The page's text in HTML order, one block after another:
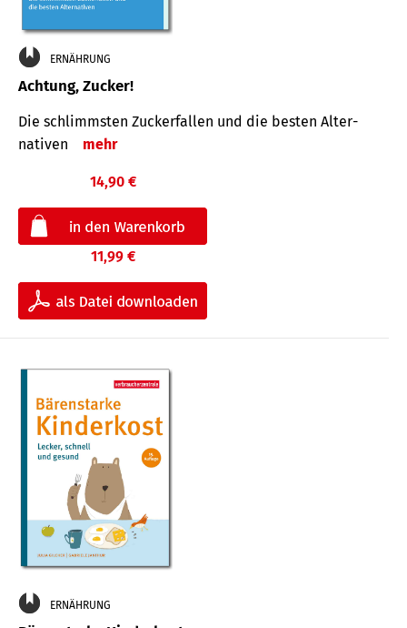
ERNÄHRUNG
Achtung, Zucker!
Die schlimmsten Zucker­fallen und die besten Alter­
nativen
mehr
14,90 €
11,99 €
ERNÄHRUNG